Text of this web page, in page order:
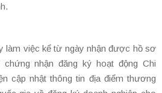
làm việc kể từ ngày nhận được hồ sơ
nhận đăng ký hoạt động Chi
cập nhật thông tin địa điểm thương